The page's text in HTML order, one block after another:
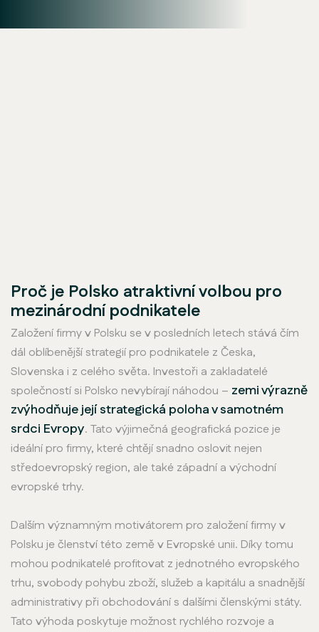
Proč je Polsko atraktivní volbou pro
mezinárodní podnikatele
Založení firmy v Polsku se v posledních letech stává čím
dál oblíbenější strategií pro podnikatele z Česka,
Slovenska i z celého světa. Investoři a zakladatelé
společností si Polsko nevybírají náhodou – zemi výrazně
zvýhodňuje její strategická poloha v samotném
srdci Evropy. Tato výjimečná geografická pozice je
ideální pro firmy, které chtějí snadno oslovit nejen
středoevropský region, ale také západní a východní
evropské trhy.
Dalším významným motivátorem pro založení firmy v
Polsku je členství této země v Evropské unii. Díky tomu
mohou podnikatelé profitovat z jednotného evropského
trhu, svobody pohybu zboží, služeb a kapitálu a snadnější
administrativy při obchodování s dalšími členskými státy.
Tato výhoda poskytuje možnost rychlého rozvoje a